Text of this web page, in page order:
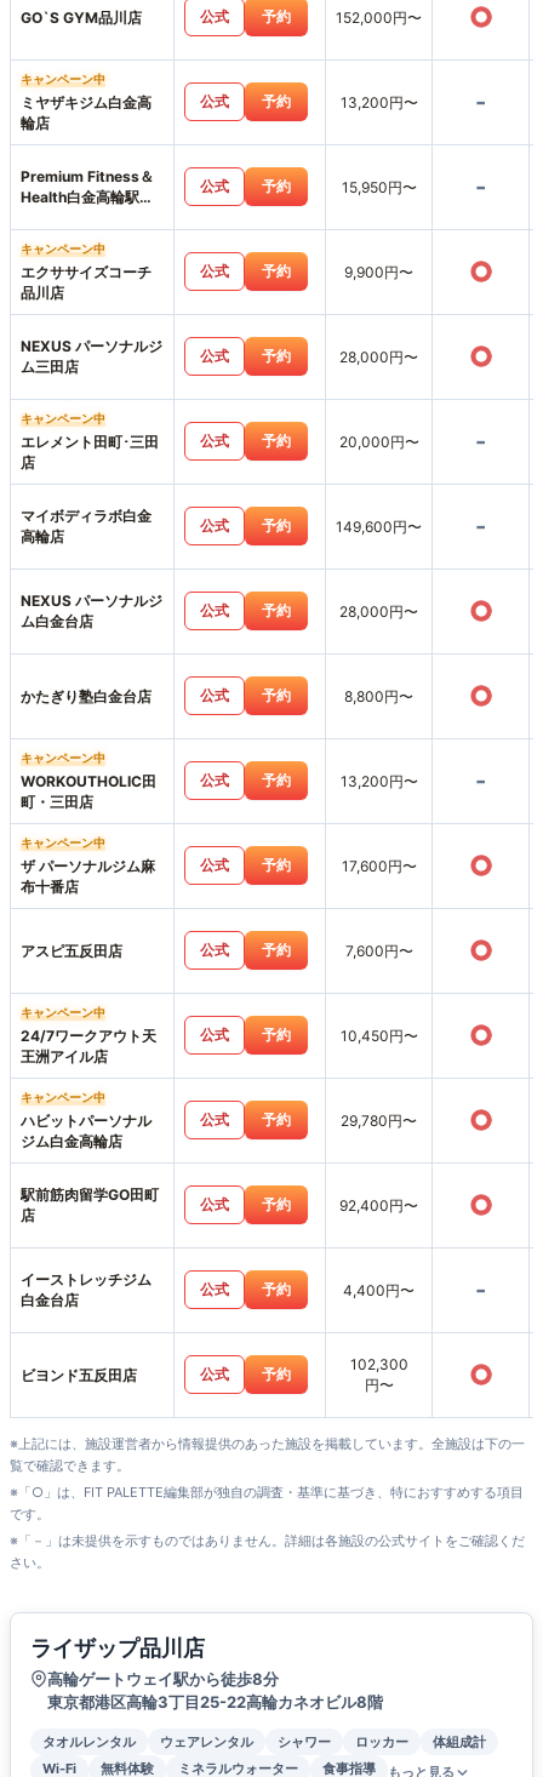
GO`S GYM品川店 公式 予約 152,000円〜 ○
キャンペーン中
ミヤザキジム白金高
輪店
公式 予約 13,200円〜 -
Premium Fitness＆
Health白金高輪駅前
公式 予約 15,950円〜 -
キャンペーン中
エクササイズコーチ
品川店
公式 予約 9,900円〜 ○
NEXUS パーソナルジ
ム三田店
公式 予約 28,000円〜 ○
キャンペーン中
エレメント田町･三田
店
公式 予約 20,000円〜 -
マイボディラボ白金
高輪店
公式 予約 149,600円〜 -
NEXUS パーソナルジ
ム白金台店
公式 予約 28,000円〜 ○
かたぎり塾白金台店 公式 予約 8,800円〜 ○
キャンペーン中
WORKOUTHOLIC田
町・三田店
公式 予約 13,200円〜 -
キャンペーン中
ザ パーソナルジム麻
布十番店
公式 予約 17,600円〜 ○
アスピ五反田店 公式 予約 7,600円〜 ○
キャンペーン中
24/7ワークアウト天
王洲アイル店
公式 予約 10,450円〜 ○
キャンペーン中
ハビットパーソナル
ジム白金高輪店
公式 予約 29,780円〜 ○
駅前筋肉留学GO田町
店
公式 予約 92,400円〜 ○
イーストレッチジム
白金台店
公式 予約 4,400円〜 -
ビヨンド五反田店 公式 予約
102,300
円〜
○
※上記には、施設運営者から情報提供のあった施設を掲載しています。全施設は下の一
覧で確認できます。
※「○」は、FIT PALETTE編集部が独自の調査・基準に基づき、特におすすめする項目
です。
※「－」は未提供を示すものではありません。詳細は各施設の公式サイトをご確認くだ
さい。
ライザップ品川店
高輪ゲートウェイ駅から徒歩8分
東京都港区高輪3丁目25-22高輪カネオビル8階
タオルレンタル ウェアレンタル シャワー ロッカー
体組成計
Wi-Fi
無料体験 ミネラルウォーター 食事指導 もっと見る